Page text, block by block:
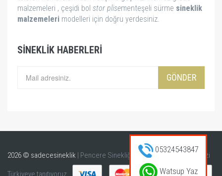
05324543847
Watsup Yaz
malzemeleri , çeşidi bol stor plisementeşeli sürme sineklik
malzemeleri modelleri için doğru yerdesiniz.
SINEKLIK HABERLERI
GÖNDER
2026 © sadecesineklik | Pencere Sinekliği Kapı Sinekliği ürünlerinizi
Türkiyeye tanıtıyoruz.